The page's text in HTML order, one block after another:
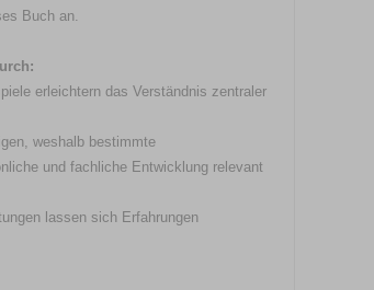
Buch an.
erleichtern das Verständnis zentraler
weshalb bestimmte
und fachliche Entwicklung relevant
lassen sich Erfahrungen